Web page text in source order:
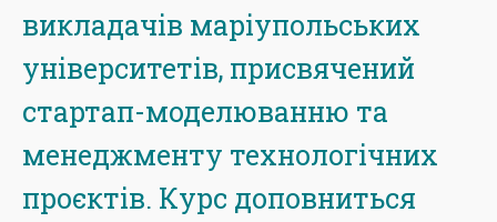
викладачів маріупольських
університетів, присвячений
стартап-моделюванню та
менеджменту технологічних
проєктів. Курс доповниться